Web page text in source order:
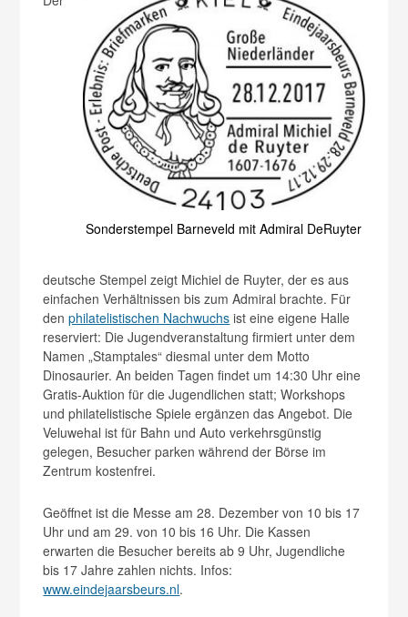
Sonderstempel Barneveld mit Admiral DeRuyter
deutsche Stempel zeigt Michiel de Ruyter, der es aus
einfachen Verhältnissen bis zum Admiral brachte. Für
denphilatelistischen Nachwuchs ist eine eigene Halle
reserviert: Die Jugendveranstaltung firmiert unter dem
Namen „Stamptales“ diesmal unter dem Motto
Dinosaurier. An beiden Tagen findet um 14:30 Uhr eine
Gratis-Auktion für die Jugendlichen statt; Workshops
und philatelistische Spiele ergänzen das Angebot. Die
Veluwehal ist für Bahn und Auto verkehrsgünstig
gelegen, Besucher parken während der Börse im
Zentrum kostenfrei.
Geöffnet ist die Messe am 28. Dezember von 10 bis 17
Uhr und am 29. von 10 bis 16 Uhr. Die Kassen
erwarten die Besucher bereits ab 9 Uhr, Jugendliche
bis 17 Jahre zahlen nichts. Infos:
www.eindejaarsbeurs.nl.